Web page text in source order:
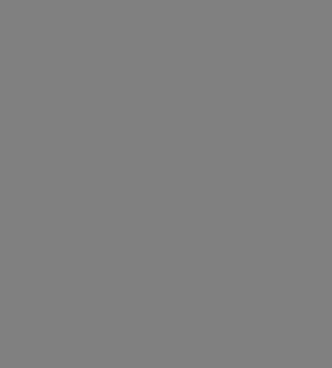
- Menü öffnen